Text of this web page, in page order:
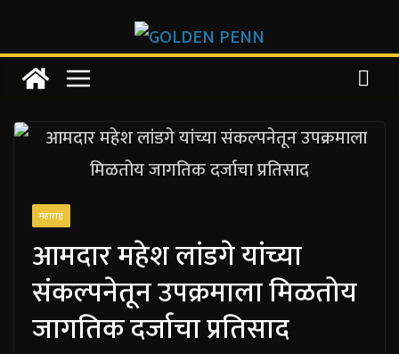
to
content
महाराष्ट्र
आमदार महेश लांडगे यांच्या
संकल्पनेतून उपक्रमाला मिळतोय
जागतिक दर्जाचा प्रतिसाद